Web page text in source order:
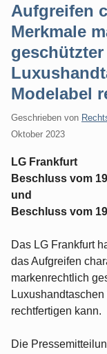
Aufgreifen
Merkmale
Modelabel
Geschrieben von
Oktober 2023
LG Frankfurt
Beschluss vom
und
Beschluss vom
Das LG Frankfurt
das Aufgreifen
markenrechtlich
rechtfertigen kann.
Die